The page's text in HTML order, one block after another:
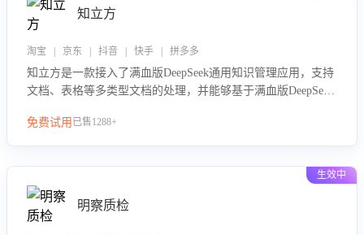
知立方
淘宝 | 京东 | 抖音 | 快手 | 拼多多
知立方是一款接入了满血版DeepSeek通用知识管理应用，支持
文档、表格等多类型文档的处理，并能够基于满血版DeepSeek
助用户高效管理和利用知识资源。通过该产品，用户可以轻松
免费试用 已售1288+
生效中
明察质检